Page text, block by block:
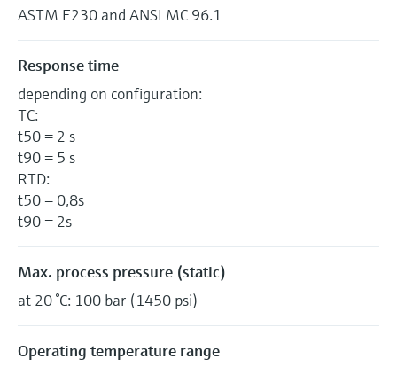
ASTM E230 and ANSI MC 96.1
Response time
depending on configuration:
TC:
t50 = 2 s
t90 = 5 s
RTD:
t50 = 0,8s
t90 = 2s
Max. process pressure (static)
at 20 °C: 100 bar (1450 psi)
Operating temperature range